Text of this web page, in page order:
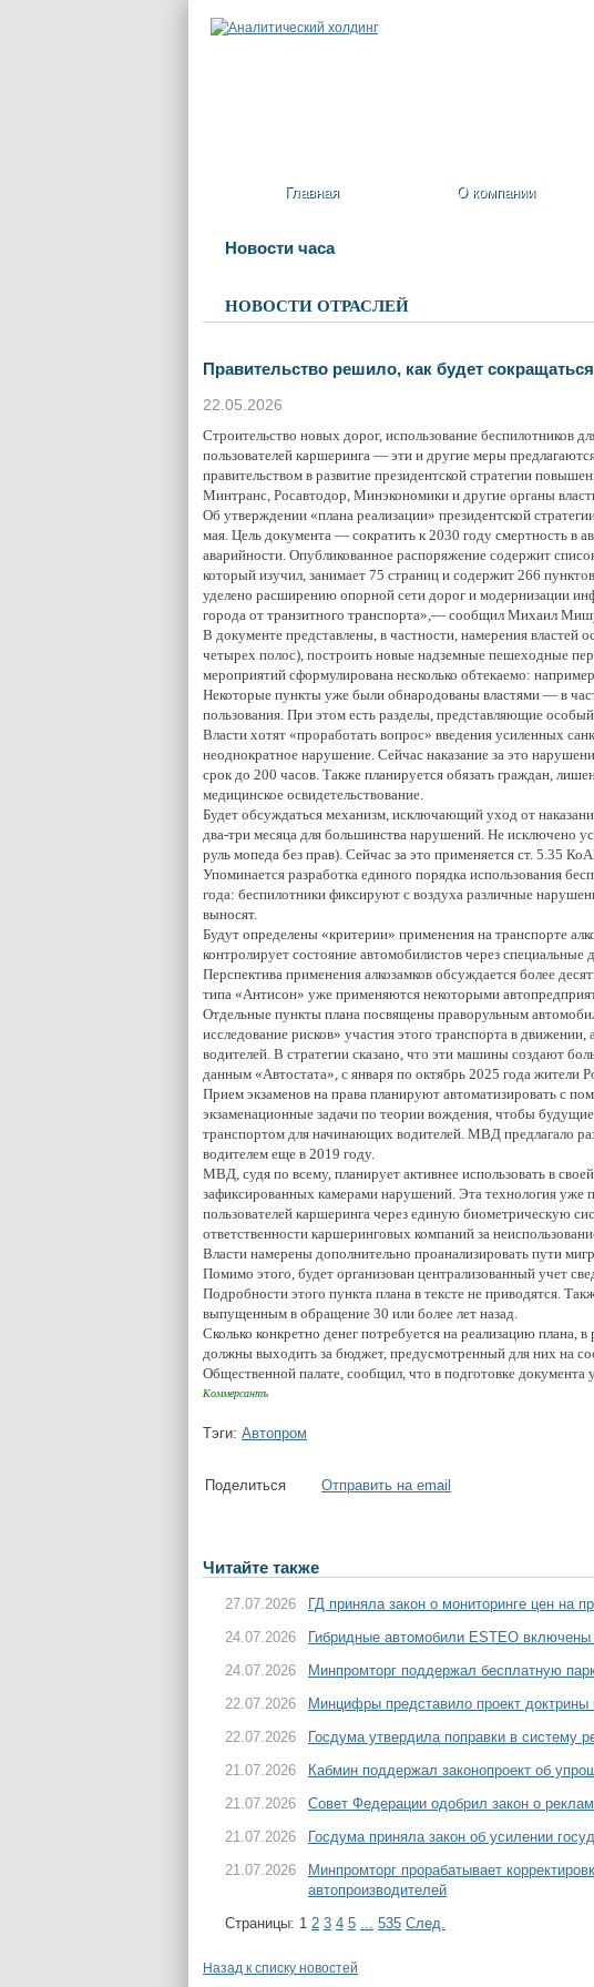
Главная О компании
Новости часа
НОВОСТИ ОТРАСЛЕЙ
Правительство решило, как будет
22.05.2026
Строительство новых дорог, использование беспилотников
пользователей каршеринга — эти и другие меры
правительством в развитие президентской стратегии
Минтранс, Росавтодор, Минэкономики и другие органы
Об утверждении «плана реализации» президентской
мая. Цель документа — сократить к 2030 году смертность в
аварийности. Опубликованное распоряжение содержит
который изучил, занимает 75 страниц и содержит 266
уделено расширению опорной сети дорог и модернизации
города от транзитного транспорта»,— сообщил Михаил
В документе представлены, в частности, намерения властей
четырех полос), построить новые надземные пешеходные
мероприятий сформулирована несколько обтекаемо:
Некоторые пункты уже были обнародованы властями — в
пользования. При этом есть разделы, представляющие
Власти хотят «проработать вопрос» введения усиленных
неоднократное нарушение. Сейчас наказание за это
срок до 200 часов. Также планируется обязать граждан,
медицинское освидетельствование.
Будет обсуждаться механизм, исключающий уход от
два-три месяца для большинства нарушений. Не исключено
руль мопеда без прав). Сейчас за это применяется ст. 5.35
Упоминается разработка единого порядка использования
года: беспилотники фиксируют с воздуха различные
выносят.
Будут определены «критерии» применения на транспорте
контролирует состояние автомобилистов через специальные
Перспектива применения алкозамков обсуждается более
типа «Антисон» уже применяются некоторыми
Отдельные пункты плана посвящены праворульным
исследование рисков» участия этого транспорта в
водителей. В стратегии сказано, что эти машины создают
данным «Автостата», с января по октябрь 2025 года жители
Прием экзаменов на права планируют автоматизировать с
экзаменационные задачи по теории вождения, чтобы
транспортом для начинающих водителей. МВД предлагало
водителем еще в 2019 году.
МВД, судя по всему, планирует активнее использовать в
зафиксированных камерами нарушений. Эта технология уже
пользователей каршеринга через единую биометрическую
ответственности каршеринговых компаний за
Власти намерены дополнительно проанализировать пути
Помимо этого, будет организован централизованный учет
Подробности этого пункта плана в тексте не приводятся.
выпущенным в обращение 30 или более лет назад.
Сколько конкретно денег потребуется на реализацию
должны выходить за бюджет, предусмотренный для них на
Общественной палате, сообщил, что в подготовке документа
Коммерсантъ
Тэги: Автопром
Поделиться Отправить на email
Читайте также
27.07.2026
ГД приняла закон о мониторинге цен на
24.07.2026
Гибридные автомобили ESTEO
24.07.2026
Минпромторг поддержал бесплатную
22.07.2026
Минцифры представило проект доктрины
22.07.2026
Госдума утвердила поправки в систему
21.07.2026
Кабмин поддержал законопроект об
21.07.2026
Совет Федерации одобрил закон о
21.07.2026
Госдума приняла закон об усилении
21.07.2026
Минпромторг прорабатывает
автопроизводителей
Страницы: 1 2 3 4 5 ... 535 След.
Назад к списку новостей